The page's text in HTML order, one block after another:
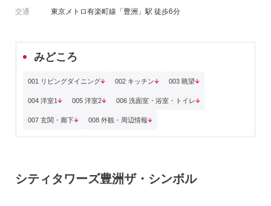
交通 東京メトロ有楽町線「豊洲」駅 徒歩6分
みどころ
001 リビングダイニング 002 キッチン 003 眺望
004 洋室1 005 洋室2 006 洗面室・浴室・トイレ
007 玄関・廊下 008 外観・周辺情報
シティタワーズ豊洲ザ・シンボル